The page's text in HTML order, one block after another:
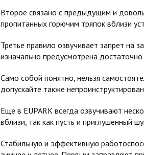
Второе связано с предыдущим и
пропитанных горючим тряпок вблизи
Третье правило озвучивает запрет на
изначально предусмотрена
Само собой понятно, нельзя
допускайте также
Еще в EUPARK всегда озвучивают
вблизи, так как пусть и приглушенный
Стабильную и эффективную